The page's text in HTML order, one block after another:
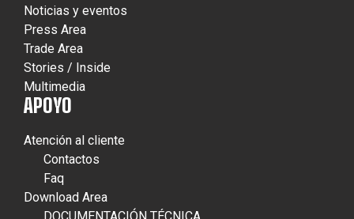
Noticias y eventos
Press Area
Trade Area
Stories / Inside
Multimedia
APOYO
Atención al cliente
Contactos
Faq
Download Area
DOCUMENTACIÓN TÉCNICA